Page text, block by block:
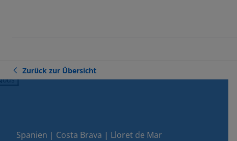
Zurück zur Übersicht
Spanien | Costa Brava | Lloret de Mar